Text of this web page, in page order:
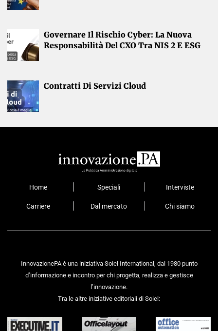
Governare Il Rischio Cyber: La Nuova
Responsabilità Del CXO Tra NIS 2 E ESG
Contratti Di Servizi Cloud
Home Speciali Interviste
Carriere Dal mercato Chi siamo
InnovazionePA è una iniziativa Soiel International, dal 1980 punto
d’informazione e incontro per chi progetta, realizza e gestisce
l’innovazione.
Tra le altre iniziative editoriali di Soiel: